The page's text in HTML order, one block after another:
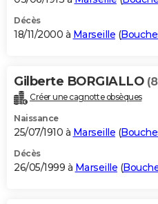
Décès
18/11/2000 à Marseille (
Gilberte BORGIALLO
Créer une cagnotte obsèques
Naissance
25/07/1910 à Marseille (
Décès
26/05/1999 à Marseille (